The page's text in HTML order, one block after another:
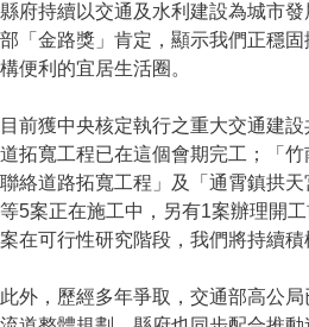
縣府持續以交通及水利建設為城市
部「金路獎」肯定，顯示我們正穩
構便利的宜居生活圈。
目前獲中央核定執行之重大交通建
道拓寬工程已在這個會期完工；「
聯絡道路拓寬工程」及「通霄鎮拱天
等5案正在施工中，另有1案辦理開
案在可行性研究階段，我們將持續積
此外，歷經多年爭取，交通部高公